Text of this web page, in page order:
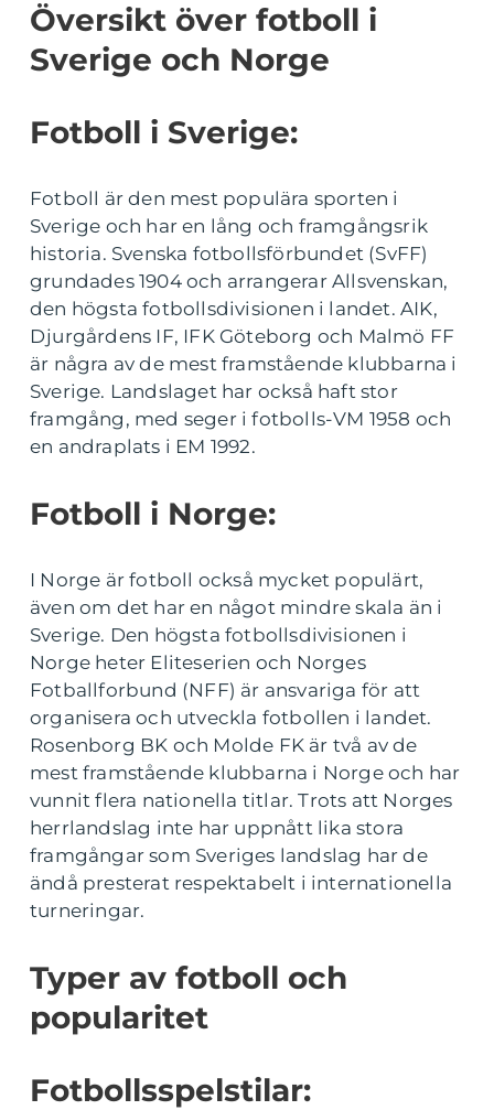
Översikt över fotboll i
Sverige och Norge
Fotboll i Sverige:
Fotboll är den mest populära sporten i
Sverige och har en lång och framgångsrik
historia. Svenska fotbollsförbundet (SvFF)
grundades 1904 och arrangerar Allsvenskan,
den högsta fotbollsdivisionen i landet. AIK,
Djurgårdens IF, IFK Göteborg och Malmö FF
är några av de mest framstående klubbarna i
Sverige. Landslaget har också haft stor
framgång, med seger i fotbolls-VM 1958 och
en andraplats i EM 1992.
Fotboll i Norge:
I Norge är fotboll också mycket populärt,
även om det har en något mindre skala än i
Sverige. Den högsta fotbollsdivisionen i
Norge heter Eliteserien och Norges
Fotballforbund (NFF) är ansvariga för att
organisera och utveckla fotbollen i landet.
Rosenborg BK och Molde FK är två av de
mest framstående klubbarna i Norge och har
vunnit flera nationella titlar. Trots att Norges
herrlandslag inte har uppnått lika stora
framgångar som Sveriges landslag har de
ändå presterat respektabelt i internationella
turneringar.
Typer av fotboll och
popularitet
Fotbollsspelstilar: